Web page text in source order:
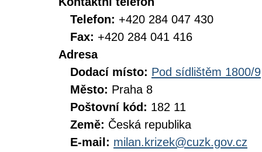
Telefon: +420 284 047 430
Fax: +420 284 041 416
Adresa
Dodací místo: Pod sídlištěm 1800/9
Město: Praha 8
Poštovní kód: 182 11
Země: Česká republika
E-mail: milan.krizek@cuzk.gov.cz